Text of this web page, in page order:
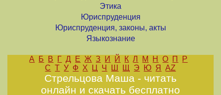
Этика
Юриспруденция
Юриспруденция, законы, акты
Языкознание
А Б В Г Д Е Ж З И Й К Л М Н О П
Р
С Т У Ф Х Ц Ч Ш Щ Э Ю Я AZ
Стрельцова Маша - читать
онлайн и скачать бесплатно